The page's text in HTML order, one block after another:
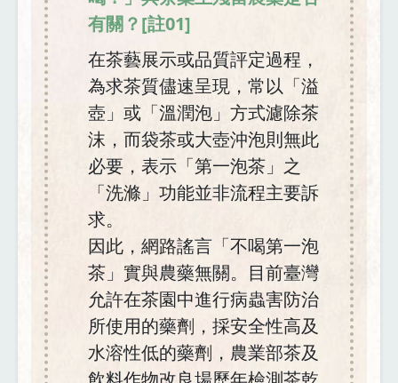
有關？[註01]
在茶藝展示或品質評定過程，
為求茶質儘速呈現，常以「溢
壺」或「溫潤泡」方式濾除茶
沫，而袋茶或大壺沖泡則無此
必要，表示「第一泡茶」之
「洗滌」功能並非流程主要訴
求。
因此，網路謠言「不喝第一泡
茶」實與農藥無關。目前臺灣
允許在茶園中進行病蟲害防治
所使用的藥劑，採安全性高及
水溶性低的藥劑，農業部茶及